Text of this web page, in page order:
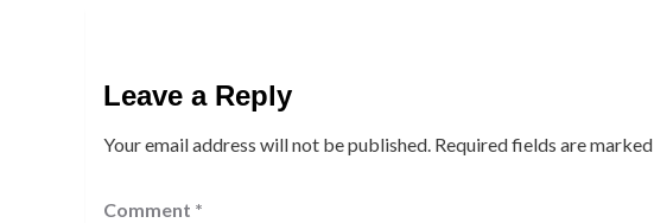
Leave a Reply
Your email address will not be published. Required fields are marked
Comment *